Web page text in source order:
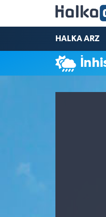
HALKA ARZ
HALKA ARZ
SERMAYE ARTIRIMI